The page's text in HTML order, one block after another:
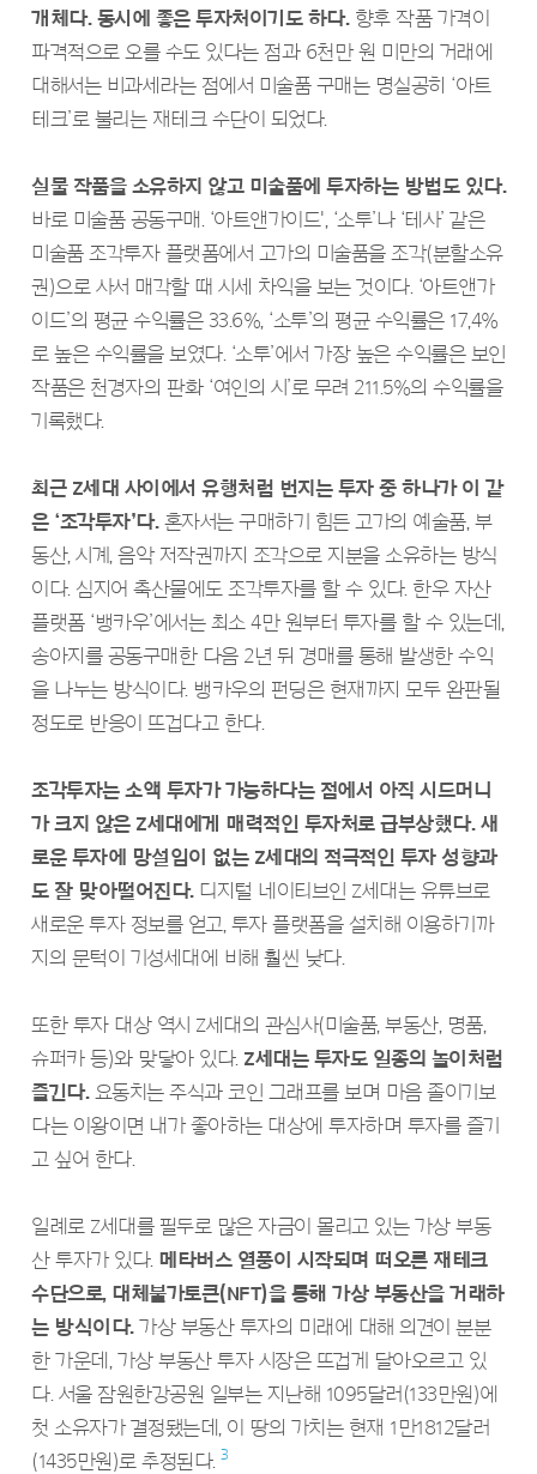
개체다. 동시에 좋은 투자처이기도 하다.향후 작품 가격이
파격적으로 오를 수도 있다는 점과 6천만 원 미만의 거래에
대해서는 비과세라는 점에서 미술품 구매는 명실공히 ‘아트
테크’로 불리는 재테크 수단이 되었다.
실물 작품을 소유하지 않고 미술품에 투자하는 방법도 있다.
바로 미술품 공동구매. ‘아트앤가이드', ‘소투’나 ‘테사’ 같은
미술품 조각투자 플랫폼에서 고가의 미술품을 조각(분할소유
권)으로 사서 매각할 때 시세 차익을 보는 것이다. ‘아트앤가
이드’의 평균 수익률은 33.6%, ‘소투’의 평균 수익률은 17,4%
로 높은 수익률을 보였다. ‘소투’에서 가장 높은 수익률은 보인
작품은 천경자의 판화 ‘여인의 시’로 무려 211.5%의 수익률을
기록했다.
최근 Z세대 사이에서 유행처럼 번지는 투자 중 하나가 이 같
은 ‘조각투자’다.혼자서는 구매하기 힘든 고가의 예술품, 부
동산, 시계, 음악 저작권까지 조각으로 지분을 소유하는 방식
이다. 심지어 축산물에도 조각투자를 할 수 있다. 한우 자산
플랫폼 ‘뱅카우’에서는 최소 4만 원부터 투자를 할 수 있는데,
송아지를 공동구매한 다음 2년 뒤 경매를 통해 발생한 수익
을 나누는 방식이다. 뱅카우의 펀딩은 현재까지 모두 완판될
정도로 반응이 뜨겁다고 한다.
조각투자는 소액 투자가 가능하다는 점에서 아직 시드머니
가 크지 않은 Z세대에게 매력적인 투자처로 급부상했다. 새
로운 투자에 망설임이 없는 Z세대의 적극적인 투자 성향과
도 잘 맞아떨어진다.디지털 네이티브인 Z세대는 유튜브로
새로운 투자 정보를 얻고, 투자 플랫폼을 설치해 이용하기까
지의 문턱이 기성세대에 비해 훨씬 낮다.
또한 투자 대상 역시 Z세대의 관심사(미술품, 부동산, 명품,
슈퍼카 등)와 맞닿아 있다. Z세대는 투자도 일종의 놀이처럼
즐긴다.요동치는 주식과 코인 그래프를 보며 마음 졸이기보
다는 이왕이면 내가 좋아하는 대상에 투자하며 투자를 즐기
고 싶어 한다.
일례로 Z세대를 필두로 많은 자금이 몰리고 있는 가상 부동
산 투자가 있다. 메타버스 열풍이 시작되며 떠오른 재테크
수단으로, 대체불가토큰(NFT)을 통해 가상 부동산을 거래하
는 방식이다.가상 부동산 투자의 미래에 대해 의견이 분분
한 가운데, 가상 부동산 투자 시장은 뜨겁게 달아오르고 있
다. 서울 잠원한강공원 일부는 지난해 1095달러(133만원)에
첫 소유자가 결정됐는데, 이 땅의 가치는 현재 1만1812달러
(1435만원)로 추정된다. 3